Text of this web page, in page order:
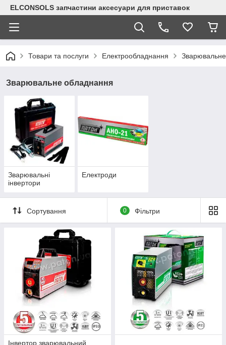
ELCONSOLS запчастини аксесуари для приставок
Товари та послуги Електрообладнання
Зварювальне обладнання
Зварювальні
інвертори
Електроди
Сортування 0 Фільтри
Інвертор зварювальний